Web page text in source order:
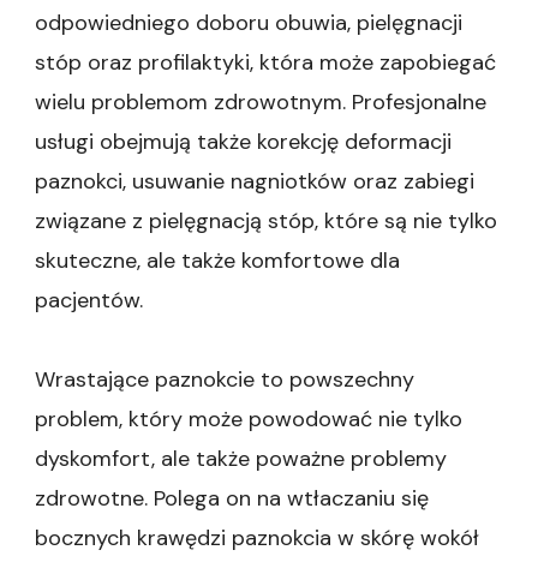
odpowiedniego doboru obuwia, pielęgnacji
stóp oraz profilaktyki, która może zapobiegać
wielu problemom zdrowotnym. Profesjonalne
usługi obejmują także korekcję deformacji
paznokci, usuwanie nagniotków oraz zabiegi
związane z pielęgnacją stóp, które są nie tylko
skuteczne, ale także komfortowe dla
pacjentów.
Wrastające paznokcie to powszechny
problem, który może powodować nie tylko
dyskomfort, ale także poważne problemy
zdrowotne. Polega on na wtłaczaniu się
bocznych krawędzi paznokcia w skórę wokół